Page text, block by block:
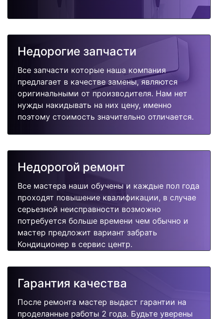
Недорогие запчасти
Все запчасти которые наша компания
предлагает в качестве замены, являются
оригинальными от производителя. Нам нет
нужды накидывать на них цену, именно
поэтому стоимость значительно отличается.
Недорогой ремонт
Все мастера наши обучены и каждые пол года
проходят повышение квалификации, в случае
серьезной неисправности возможно
потребуется больше времени чем обычно и
мастер предложит вариант забрать
Кондиционер в сервис центр.
Гарантия качества
После ремонта мастер выдаст гарантии на
проделанные работы 2 года. Будьте уверены